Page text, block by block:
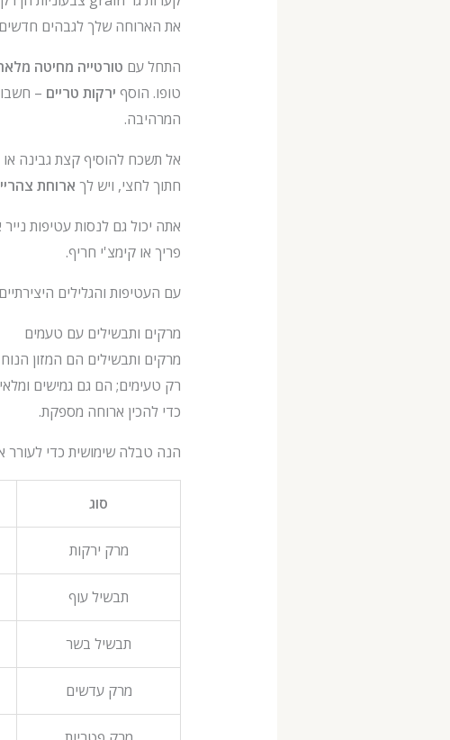
את הארוחה שלך לגבהים
התחל עם טורטייה מחיטה
טופו. הוסף ירקות טריים –
המרהיבה.
אל תשכח להוסיף קצת גבינה או
חתוך לחצי, ויש לך ארוחת
אתה יכול גם לנסות עטיפות
פריך או קימצ'י חריף.
עם העטיפות והגלילים
מרקים ותבשילים עם טעמים
מרקים ותבשילים הם המזון
רק טעימים; הם גם גמישים
כדי להכין ארוחה מספקת.
הנה טבלה שימושית כדי לעורר
סוג
מרק ירקות
תבשיל עוף
תבשיל בשר
מרק עדשים